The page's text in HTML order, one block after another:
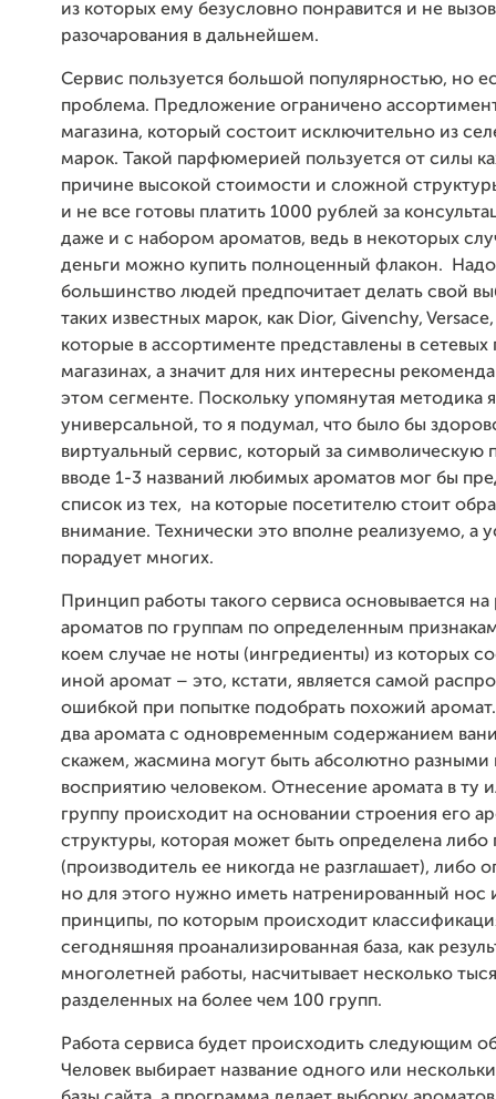
из которых ему безусловно понравится и не
разочарования в дальнейшем.
Сервис пользуется большой популярностью, но
проблема. Предложение ограничено
магазина, который состоит исключительно из
марок. Такой парфюмерией пользуется от силы
причине высокой стоимости и сложной
и не все готовы платить 1000 рублей за
даже и с набором ароматов, ведь в некоторых
деньги можно купить полноценный флакон. Надо
большинство людей предпочитает делать свой
таких известных марок, как Dior, Givenchy,
которые в ассортименте представлены в
магазинах, а значит для них интересны
этом сегменте. Поскольку упомянутая методика
универсальной, то я подумал, что было бы
виртуальный сервис, который за символическую
вводе 1-3 названий любимых ароматов мог бы
список из тех, на которые посетителю стоит
внимание. Технически это вполне реализуемо, а
порадует многих.
Принцип работы такого сервиса основывается
ароматов по группам по определенным
коем случае не ноты (ингредиенты) из которых
иной аромат – это, кстати, является самой
ошибкой при попытке подобрать похожий
два аромата с одновременным содержанием
скажем, жасмина могут быть абсолютно разными
восприятию человеком. Отнесение аромата в ту
группу происходит на основании строения его
структуры, которая может быть определена
(производитель ее никогда не разглашает), либо
но для этого нужно иметь натренированный нос
принципы, по которым происходит
сегодняшняя проанализированная база, как
многолетней работы, насчитывает несколько
разделенных на более чем 100 групп.
Работа сервиса будет происходить следующим
Человек выбирает название одного или